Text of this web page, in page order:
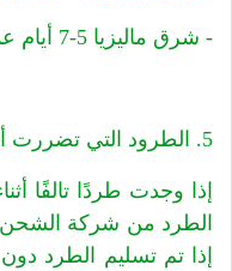
- شرق ماليزيا 5-7 أيام عمل
5. الطرود التي تضررت أثناء العبور
إذا وجدت طردًا تالفًا
الطرد من شركة الشحن
إذا تم تسليم الطرد